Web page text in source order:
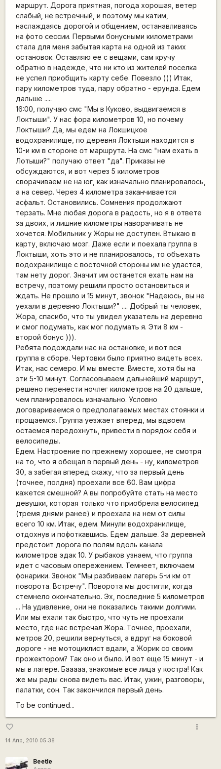
маршрут. Дорога приятная, погода хорошая, ветер
слабый, не встречный, и поэтому мы катим,
наслаждаясь дорогой и общением, останавливаясь
на фото сессии. Первыми бонусными километрами
стала для меня забытая карта на одной из таких
остановок. Оставляю ее с вещами, сам кручу
обратно в надежде, что ни кто из жителей поселка
не успел приобщить карту себе. Повезло ))) Итак,
пару километров туда, пару обратно - ерунда. Едем
дальше .....
16:00, получаю смс "Мы в Куково, выдвигаемся в
Локтыши". У нас фора километров 10, но почему
Локтыши? Да, мы едем на Локшицкое
водохранилище, по деревня Локтыши находится в
10-и км в стороне от маршрута. На смс "нам ехать в
Лотыши?" получаю ответ "да". Приказы не
обсуждаются, и вот через 5 километров
сворачиваем не на юг, как изначально планировалось,
а на север. Через 4 километра заканчивается
асфальт. Остановились. Сомнения продолжают
терзать. Мне любая дорога в радость, но я в ответе
за двоих, и лишние километры наворачивать не
хочется. Мобильник у Жоры не доступен. Втыкаю в
карту, включаю мозг. Даже если и поехала группа в
Локтыши, хоть это и не планировалось, то объехать
водохранилище с восточной стороны им не удастся,
там нету дорог. Значит им останется ехать нам на
встречу, поэтому решили просто остановиться и
ждать. Не прошло и 15 минут, звонок "Надеюсь, вы не
уехали в деревню Локтыши?" .... Добрый ты человек,
Жора, спасибо, что ты увидел указатель на деревню
и смог подумать, как мог подумать я. Эти 8 км -
второй бонус ))).
Ребята подождали нас на остановке, и вот вся
группа в сборе. Чертовки было приятно видеть всех.
Итак, нас семеро. И мы вместе. Вместе, хотя бы на
эти 5-10 минут. Согласовываем дальнейший маршрут,
решено перенести ночлег километров на 20 дальше,
чем планировалось изначально. Условно
договариваемся о предполагаемых местах стоянки и
прощаемся. Группа уезжает вперед, мы вдвоем
остаемся передохнуть, привести в порядок себя и
велосипеды.
Едем. Настроение по прежнему хорошее, не смотря
на то, что я обещал в первый день - ну, километров
30, а забегая вперед скажу, что за первый день
(точнее, полдня) проехали все 60. Вам цифра
кажется смешной? А вы попробуйте стать на место
девушки, которая только что приобрела велосипед
(тремя днями ранее) и проехала на нем от силы
всего 10 км. Итак, едем. Минули водохранилище,
отдохнув и пофоткавшись. Едем дальше. За деревней
предстоит дорога по полям вдоль канала
километров эдак 10. У рыбаков узнаем, что группа
идет с часовым опережением. Темнеет, включаем
фонарики. Звонок "Мы разбиваем лагерь 5-и км от
поворота. Встречу". Поворота мы достигли, когда
стемнело окончательно. Эх, последние 5 километров
... На удивление, они не показались такими долгими.
Или мы ехали так быстро, что чуть не проехали
место, где нас встречал Жора. Точнее, проехали,
метров 20, решили вернуться, а вдруг на боковой
дороге - не мотоциклист вдали, а Жорик со своим
прожектором? Так оно и было. И вот еще 15 минут - и
мы в лагере. Бааааа, знакомые все лица у костра! Как
же мы рады снова видеть вас. Итак, ужин, разговоры,
палатки, сон. Так закончился первый день.
To be continued...
favorite_border
14 Апр, 2010 05:38
more_vert
Beetle